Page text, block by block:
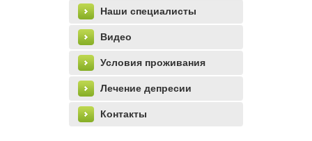
Наши специалисты
Видео
Условия проживания
Лечение депресии
Контакты